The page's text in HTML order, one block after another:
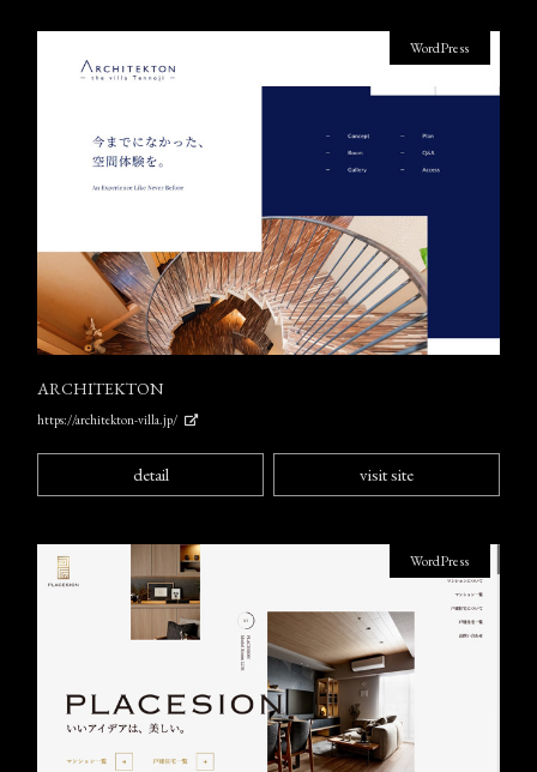
ARCHITEKTON
https://architekton-villa.jp/
WordPress
detail visit site
WordPress